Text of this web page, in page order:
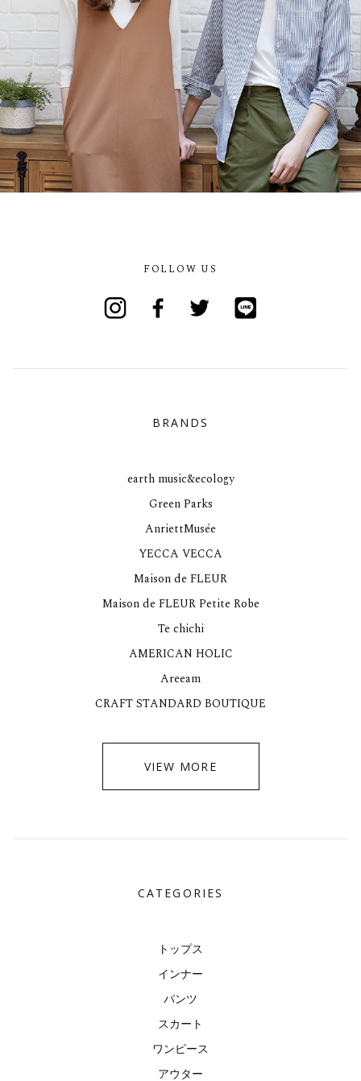
FOLLOW US
BRANDS
earth music&ecology
Green Parks
AnriettMusée
YECCA VECCA
Maison de FLEUR
Maison de FLEUR Petite Robe
Te chichi
AMERICAN HOLIC
Areeam
CRAFT STANDARD BOUTIQUE
VIEW MORE
CATEGORIES
トップス
インナー
パンツ
スカート
ワンピース
アウター